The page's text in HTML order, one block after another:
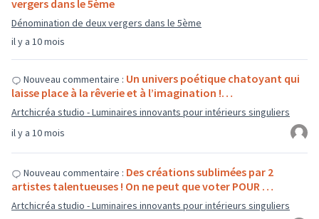
il y a 10 mois
vergers dans le 5ème
Dénomination de deux vergers dans le 5ème
il y a 10 mois
Nouveau commentaire : Un univers poétique chatoyant qui
laisse place à la rêverie et à l’imagination !…
Artchicréa studio - Luminaires innovants pour intérieurs singuliers
Nouveau commentaire : Des créations sublimées par 2
artistes talentueuses ! On ne peut que voter POUR …
Artchicréa studio - Luminaires innovants pour intérieurs singuliers